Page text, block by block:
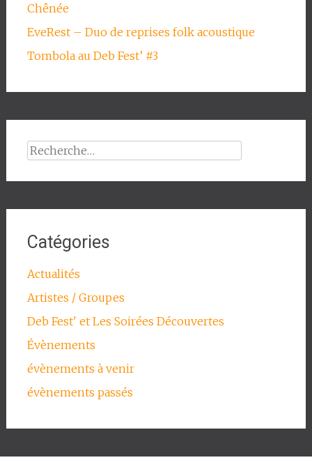
Chênée
EveRest – Duo de reprises folk acoustique
Tombola au Deb Fest’ #3
Rechercher :
Catégories
Actualités
Artistes / Groupes
Deb Fest' et Les Soirées Découvertes
Évènements
évènements à venir
évènements passés